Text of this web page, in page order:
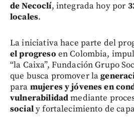
de Necoclí, integrada hoy por
locales.
La iniciativa hace parte del
el progreso en Colombia,
“la Caixa”, Fundación Grupo
que busca promover la
para mujeres y jóvenes en
vulnerabilidadmediante
socialy fortalecimiento de